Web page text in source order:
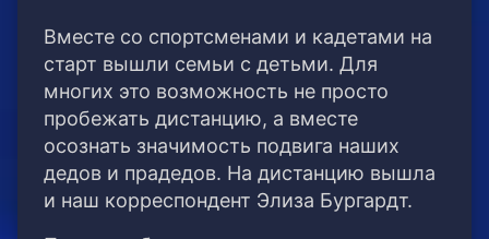
Вместе со спортсменами и кадетами на
старт вышли семьи с детьми. Для
многих это возможность не просто
пробежать дистанцию, а вместе
осознать значимость подвига наших
дедов и прадедов. На дистанцию вышла
и наш корреспондент Элиза Бургардт.